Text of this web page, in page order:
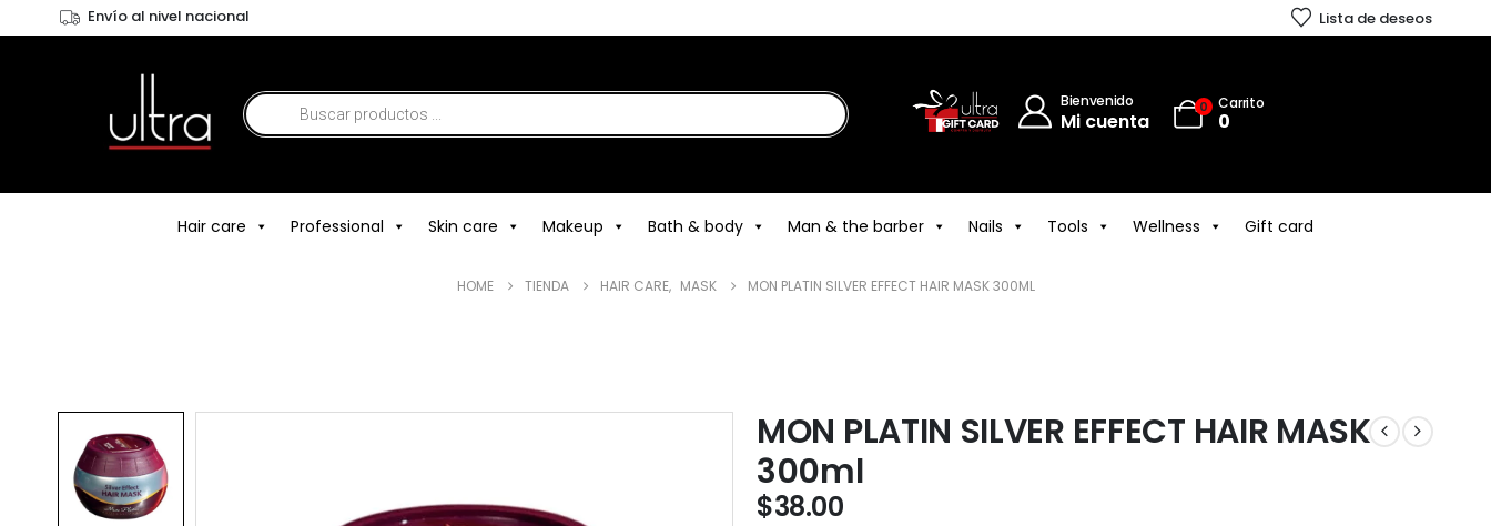
Envío al nivel nacional Lista de deseos
Bienvenido
Mi cuenta
0 Carrito
0
Hair care Professional Skin care Makeup Bath & body Man & the barber Nails Tools Wellness Gift card
HOME TIENDA HAIR CARE, MASK MON PLATIN SILVER EFFECT HAIR MASK 300ML
MON PLATIN SILVER EFFECT HAIR MASK
300ml
$38.00